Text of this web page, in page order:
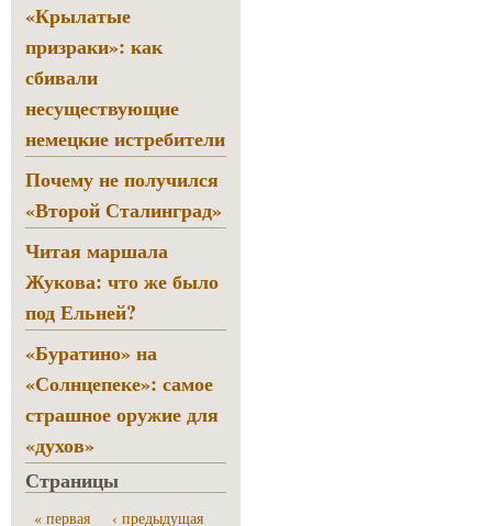
«Крылатые
призраки»: как
сбивали
несуществующие
немецкие истребители
Почему не получился
«Второй Сталинград»
Читая маршала
Жукова: что же было
под Ельней?
«Буратино» на
«Солнцепеке»: самое
страшное оружие для
«духов»
Страницы
« первая ‹ предыдущая